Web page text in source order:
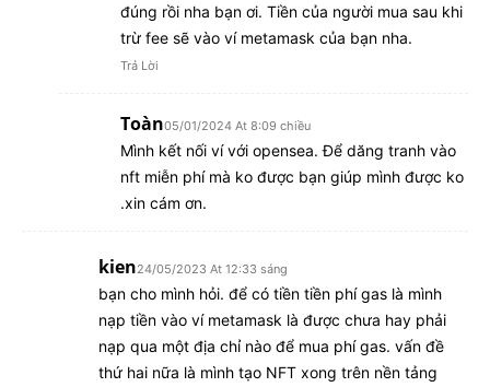
đúng rồi nha bạn ơi. Tiền của người mua sau khi
trừ fee sẽ vào ví metamask của bạn nha.
Trả Lời
Toàn05/01/2024 At 8:09 chiều
Mình kết nối ví với opensea. Để dăng tranh vào
nft miễn phí mà ko được bạn giúp mình được ko
.xin cám ơn.
kien24/05/2023 At 12:33 sáng
bạn cho mình hỏi. để có tiền tiền phí gas là mình
nạp tiền vào ví metamask là được chưa hay phải
nạp qua một địa chỉ nào để mua phí gas. vấn đề
thứ hai nữa là mình tạo NFT xong trên nền tảng